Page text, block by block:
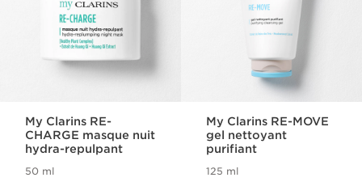
My Clarins RE-
CHARGE masque nuit
hydra-repulpant
50 ml
My Clarins RE-MOVE
gel nettoyant
purifiant
125 ml